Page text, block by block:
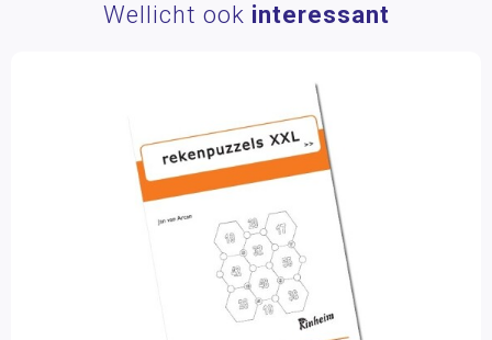
Wellicht ook interessant